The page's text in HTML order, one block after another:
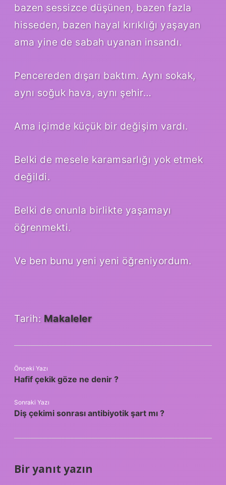
bazen sessizce düşünen, bazen fazla
hisseden, bazen hayal kırıklığı yaşayan
ama yine de sabah uyanan insandı.
Pencereden dışarı baktım. Aynı sokak,
aynı soğuk hava, aynı şehir…
Ama içimde küçük bir değişim vardı.
Belki de mesele karamsarlığı yok etmek
değildi.
Belki de onunla birlikte yaşamayı
öğrenmekti.
Ve ben bunu yeni yeni öğreniyordum.
Tarih: Makaleler
Önceki Yazı
Hafif çekik göze ne denir ?
Sonraki Yazı
Diş çekimi sonrası antibiyotik şart mı ?
Bir yanıt yazın